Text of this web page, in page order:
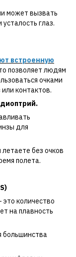
может вызвать
глаз.
встроенную
позволяет людям
очками
контактов.
для
без очков
полета.
это количество
на плавность
большинства